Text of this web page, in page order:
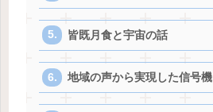
皆既月食と宇宙の話
地域の声から実現した信号機